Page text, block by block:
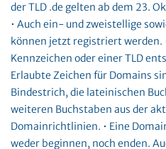
der TLD .de gelten ab dem 23.
• Auch ein- und zweistellige
können jetzt registriert werden.
Kennzeichen oder einer TLD
Erlaubte Zeichen für Domains
Bindestrich, die lateinischen
weiteren Buchstaben aus der
Domainrichtlinien. • Eine
weder beginnen, noch enden.